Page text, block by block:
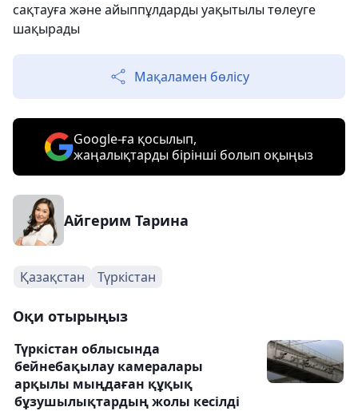
сақтауға және айыппұлдарды уақытылы төлеуге
шақырады
Мақаламен бөлісу
Google-ға қосылып,
жаңалықтарды бірінші болып оқыңыз
Айгерим Тарина
Қазақстан Түркістан
Оқи отырыңыз
Түркістан облысында
бейнебақылау камералары
арқылы мыңдаған құқық
бұзушылықтардың жолы кесілді